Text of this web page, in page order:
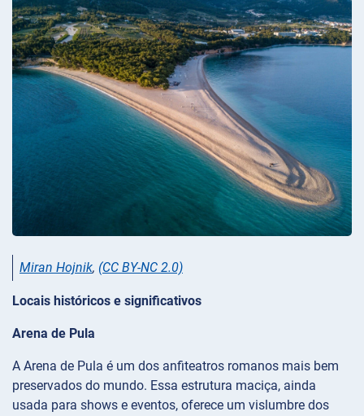
Miran Hojnik, (CC BY-NC 2.0)
Locais históricos e significativos
Arena de Pula
A Arena de Pula é um dos anfiteatros romanos mais bem
preservados do mundo. Essa estrutura maciça, ainda
usada para shows e eventos, oferece um vislumbre dos